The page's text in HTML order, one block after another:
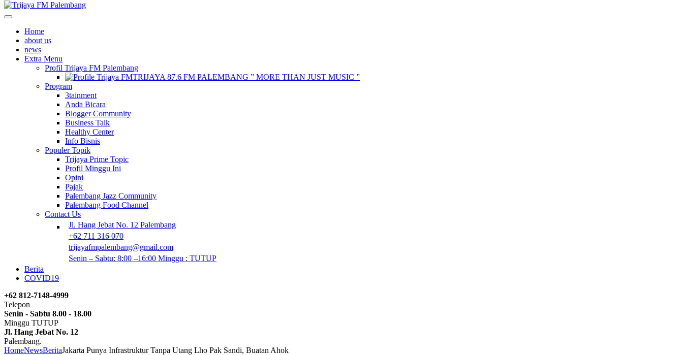
Home
about us
news
Extra Menu
Profil Trijaya FM Palembang
TRIJAYA 87.6 FM PALEMBANG ” MORE THAN JUST MUSIC ”
Program
3tainment
Anda Bicara
Blogger Community
Business Talk
Healthy Center
Info Bisnis
Populer Topik
Trijaya Prime Topic
Profil Minggu Ini
Opini
Pajak
Palembang Jazz Community
Palembang Food Channel
Contact Us
Jl. Hang Jebat No. 12 Palembang
+62 711 316 070
trijayafmpalembang@gmail.com
Senin – Sabtu: 8:00 –16:00 Minggu : TUTUP
Berita
COVID19
+62 812-7148-4999
Telepon
Senin - Sabtu 8.00 - 18.00
Minggu TUTUP
Jl. Hang Jebat No. 12
Palembang.
HomeNewsBeritaJakarta Punya Infrastruktur Tanpa Utang Lho Pak Sandi, Buatan Ahok